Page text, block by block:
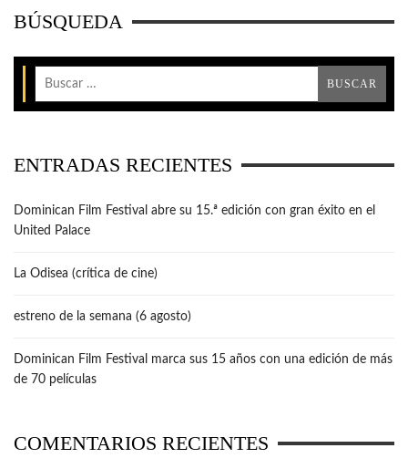
BÚSQUEDA
ENTRADAS RECIENTES
Dominican Film Festival abre su 15.ª edición con gran éxito en el
United Palace
La Odisea (crítica de cine)
estreno de la semana (6 agosto)
Dominican Film Festival marca sus 15 años con una edición de más
de 70 películas
COMENTARIOS RECIENTES